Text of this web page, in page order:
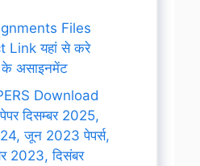
Files
Link यहां से करे
के असाइनमेंट
Download
दिसम्बर 2025,
जून 2023 पेपर्स,
2023, दिसंबर